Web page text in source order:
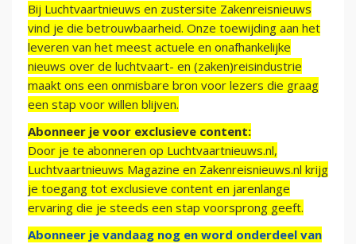
Bij Luchtvaartnieuws en zustersite Zakenreisnieuws
vind je die betrouwbaarheid. Onze toewijding aan het
leveren van het meest actuele en onafhankelijke
nieuws over de luchtvaart- en (zaken)reisindustrie
maakt ons een onmisbare bron voor lezers die graag
een stap voor willen blijven.
Abonneer je voor exclusieve content:
Door je te abonneren op Luchtvaartnieuws.nl,
Luchtvaartnieuws Magazine en Zakenreisnieuws.nl krijg
je toegang tot exclusieve content en jarenlange
ervaring die je steeds een stap voorsprong geeft.
Abonneer je vandaag nog en word onderdeel van